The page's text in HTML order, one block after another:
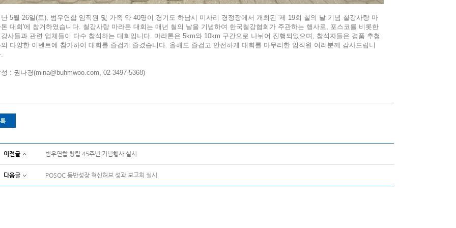
5월 26일(토), 범우연합 임직원 및 가족 약 40명이 경기도 하남시 미사리 경정장에서 개최된 '제 19회 철의 날 기념 철강사랑 마
대회'에 참거하였습니다. 철강사랑 마라톤 대회는 매년 철의 날을 기념하여 한국철강협회가 주관하는 행사로, 포스코를 비롯한
사들과 관련 업체들이 다수 참석하는 대회입니다. 마라톤은 5km와 10km 구간으로 나뉘어 진행되었으며, 참석자들은 경품 추첨
다양한 이벤트에 참가하여 대회를 즐겁게 즐겼습니다. 올해도 즐겁고 안전하게 대회를 마무리한 임직원 여러분께 감사드립니
: 권나경(mina@buhmwoo.com, 02-3497-5368)
이전글 범우연합 창립 45주년 기념행사 실시
다음글 POSQC 동반성장 혁신허브 성과 보고회 실시